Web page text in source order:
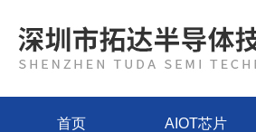
首页 AIOT芯片